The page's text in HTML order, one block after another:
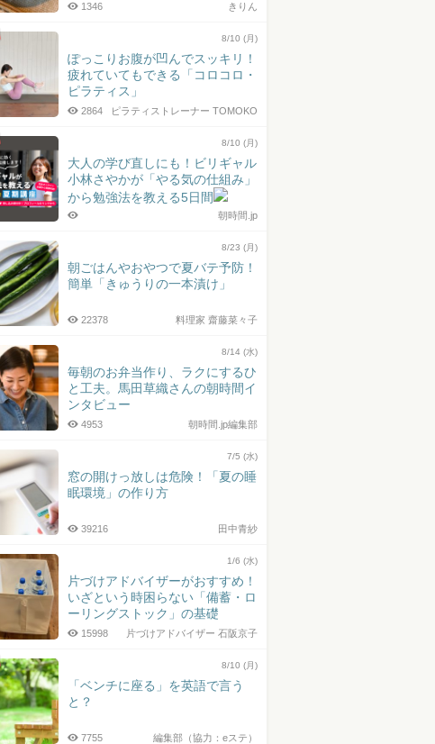
きりん
1346
8/10 (月)
ぽっこりお腹が凹んでスッキリ！
疲れていてもできる「コロコロ・
ピラティス」
ピラティストレーナー TOMOKO
2864
8/10 (月)
大人の学び直しにも！ビリギャル
小林さやかが「やる気の仕組み」
から勉強法を教える5日間
朝時間.jp
8/23 (月)
朝ごはんやおやつで夏バテ予防！
簡単「きゅうりの一本漬け」
料理家 齋藤菜々子
22378
8/14 (水)
毎朝のお弁当作り、ラクにするひ
と工夫。馬田草織さんの朝時間イ
ンタビュー
朝時間.jp編集部
4953
7/5 (水)
窓の開けっ放しは危険！「夏の睡
眠環境」の作り方
田中青紗
39216
1/6 (水)
片づけアドバイザーがおすすめ！
いざという時困らない「備蓄・ロ
ーリングストック」の基礎
片づけアドバイザー 石阪京子
15998
8/10 (月)
「ベンチに座る」を英語で言う
と？
編集部（協力：eステ）
7755